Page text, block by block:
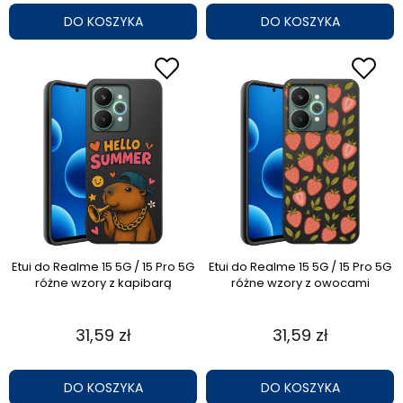
DO KOSZYKA DO KOSZYKA
Etui do Realme 15 5G / 15 Pro 5G
różne wzory z kapibarą
31,59 zł
DO KOSZYKA
Etui do Realme 15 5G / 15 Pro 5G
różne wzory z owocami
31,59 zł
DO KOSZYKA